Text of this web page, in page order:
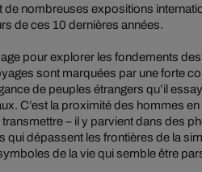
nombreuses expositions
de ces 10 dernières années.
pour explorer les fondements
sont marquées par une forte
de peuples étrangers qu’il
C’est la proximité des hommes
– il y parvient dans des
qui dépassent les frontières de la
de la vie qui semble être